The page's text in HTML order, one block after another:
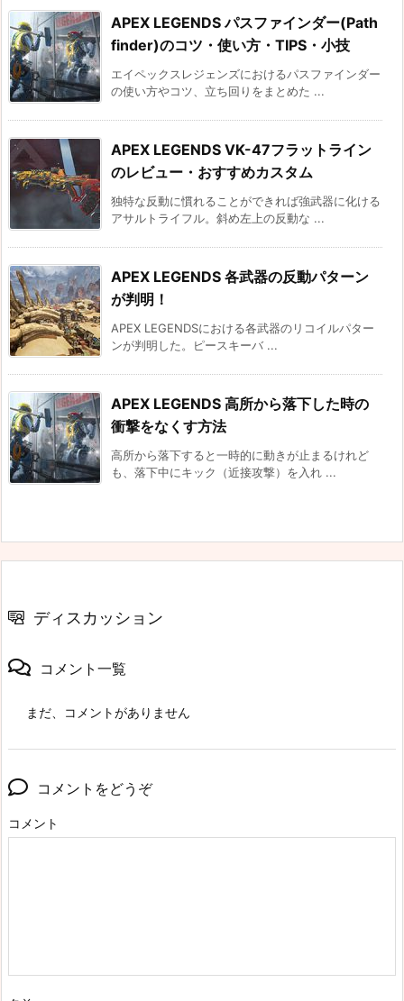
APEX LEGENDS パスファインダー(Path
finder)のコツ・使い方・TIPS・小技
エイペックスレジェンズにおけるパスファインダー
の使い方やコツ、立ち回りをまとめた ...
APEX LEGENDS VK-47フラットライン
のレビュー・おすすめカスタム
独特な反動に慣れることができれば強武器に化ける
アサルトライフル。斜め左上の反動な ...
APEX LEGENDS 各武器の反動パターン
が判明！
APEX LEGENDSにおける各武器のリコイルパター
ンが判明した。ピースキーバ ...
APEX LEGENDS 高所から落下した時の
衝撃をなくす方法
高所から落下すると一時的に動きが止まるけれど
も、落下中にキック（近接攻撃）を入れ ...
ディスカッション
コメント一覧
まだ、コメントがありません
コメントをどうぞ
コメント